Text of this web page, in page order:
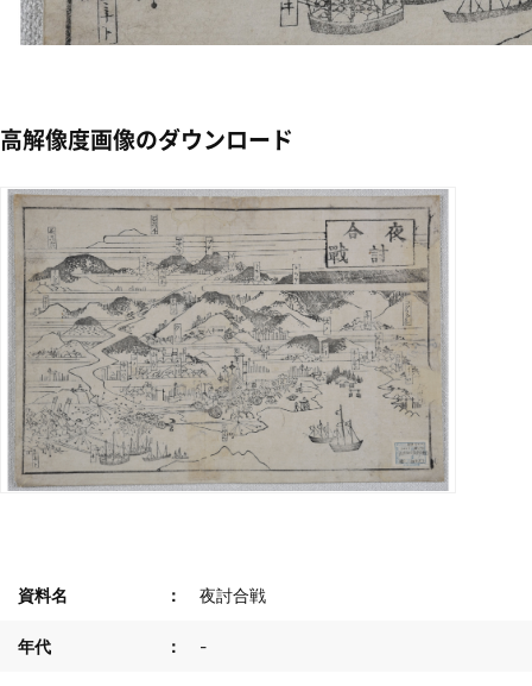
高解像度画像のダウンロード
資料名 夜討合戦
年代 -